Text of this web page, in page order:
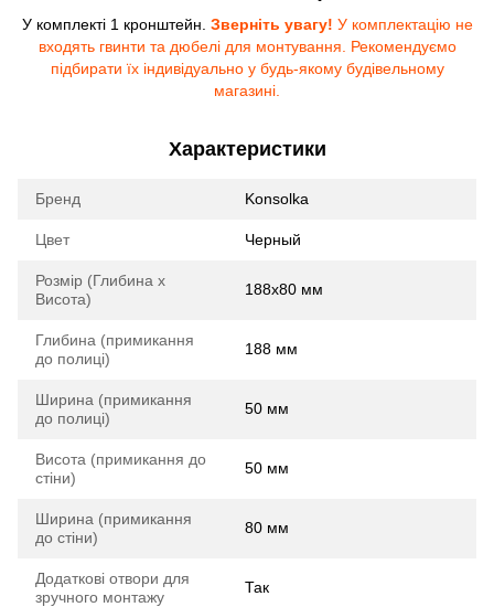
У комплекті 1 кронштейн. Зверніть увагу! У комплектацію не
входять гвинти та дюбелі для монтування. Рекомендуємо
підбирати їх індивідуально у будь-якому будівельному
магазині.
Характеристики
Бренд Konsolka
Цвет Черный
Розмір (Глибина х
Висота)
188x80 мм
Глибина (примикання
до полиці)
188 мм
Ширина (примикання
до полиці)
50 мм
Висота (примикання до
стіни)
50 мм
Ширина (примикання
до стіни)
80 мм
Додаткові отвори для
зручного монтажу
Так